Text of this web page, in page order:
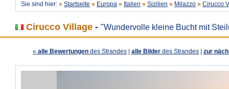
Sie sind hier: » Startseite » Europa » Italien » Sizilien » Milazzo » Cirucco
Cirucco Village - "Wundervolle kleine Bucht mit
« alle Bewertungen des Strandes alle Bilder des Strandes zur